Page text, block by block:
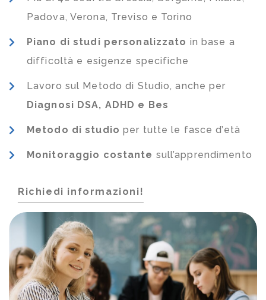
Padova, Verona, Treviso e Torino
Piano di studi personalizzato in base a
difficoltà e esigenze specifiche
Lavoro sul Metodo di Studio, anche per
Diagnosi DSA, ADHD e Bes
Metodo di studio per tutte le fasce d’età
Monitoraggio costante sull’apprendimento
Richiedi informazioni!